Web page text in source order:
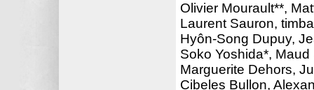
Olivier Mourault**,
Laurent Sauron,
Hyôn-Song Dupuy,
Soko Yoshida*,
Marguerite Dehors,
Cibeles Bullon,